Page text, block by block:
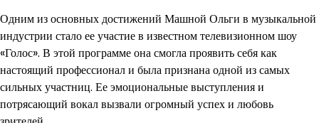
Одним из основных достижений Машной Ольги в музыкальной
индустрии стало ее участие в известном телевизионном шоу
«Голос». В этой программе она смогла проявить себя как
настоящий профессионал и была признана одной из самых
сильных участниц. Ее эмоциональные выступления и
потрясающий вокал вызвали огромный успех и любовь